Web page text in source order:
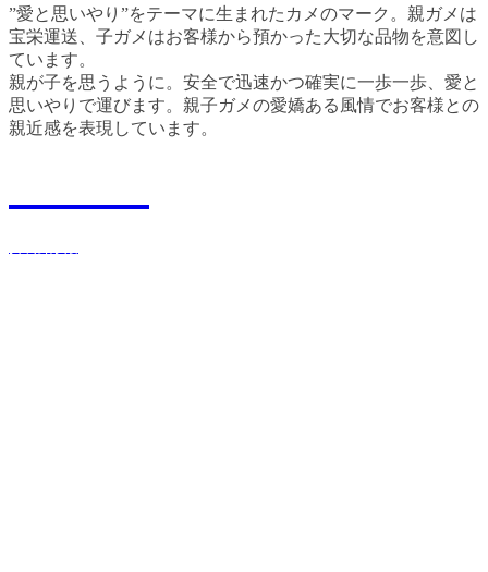
”愛と思いやり”をテーマに生まれたカメのマーク。親ガメは
宝栄運送、子ガメはお客様から預かった大切な品物を意図し
ています。
親が子を思うように。安全で迅速かつ確実に一歩一歩、愛と
思いやりで運びます。親子ガメの愛嬌ある風情でお客様との
親近感を表現しています。